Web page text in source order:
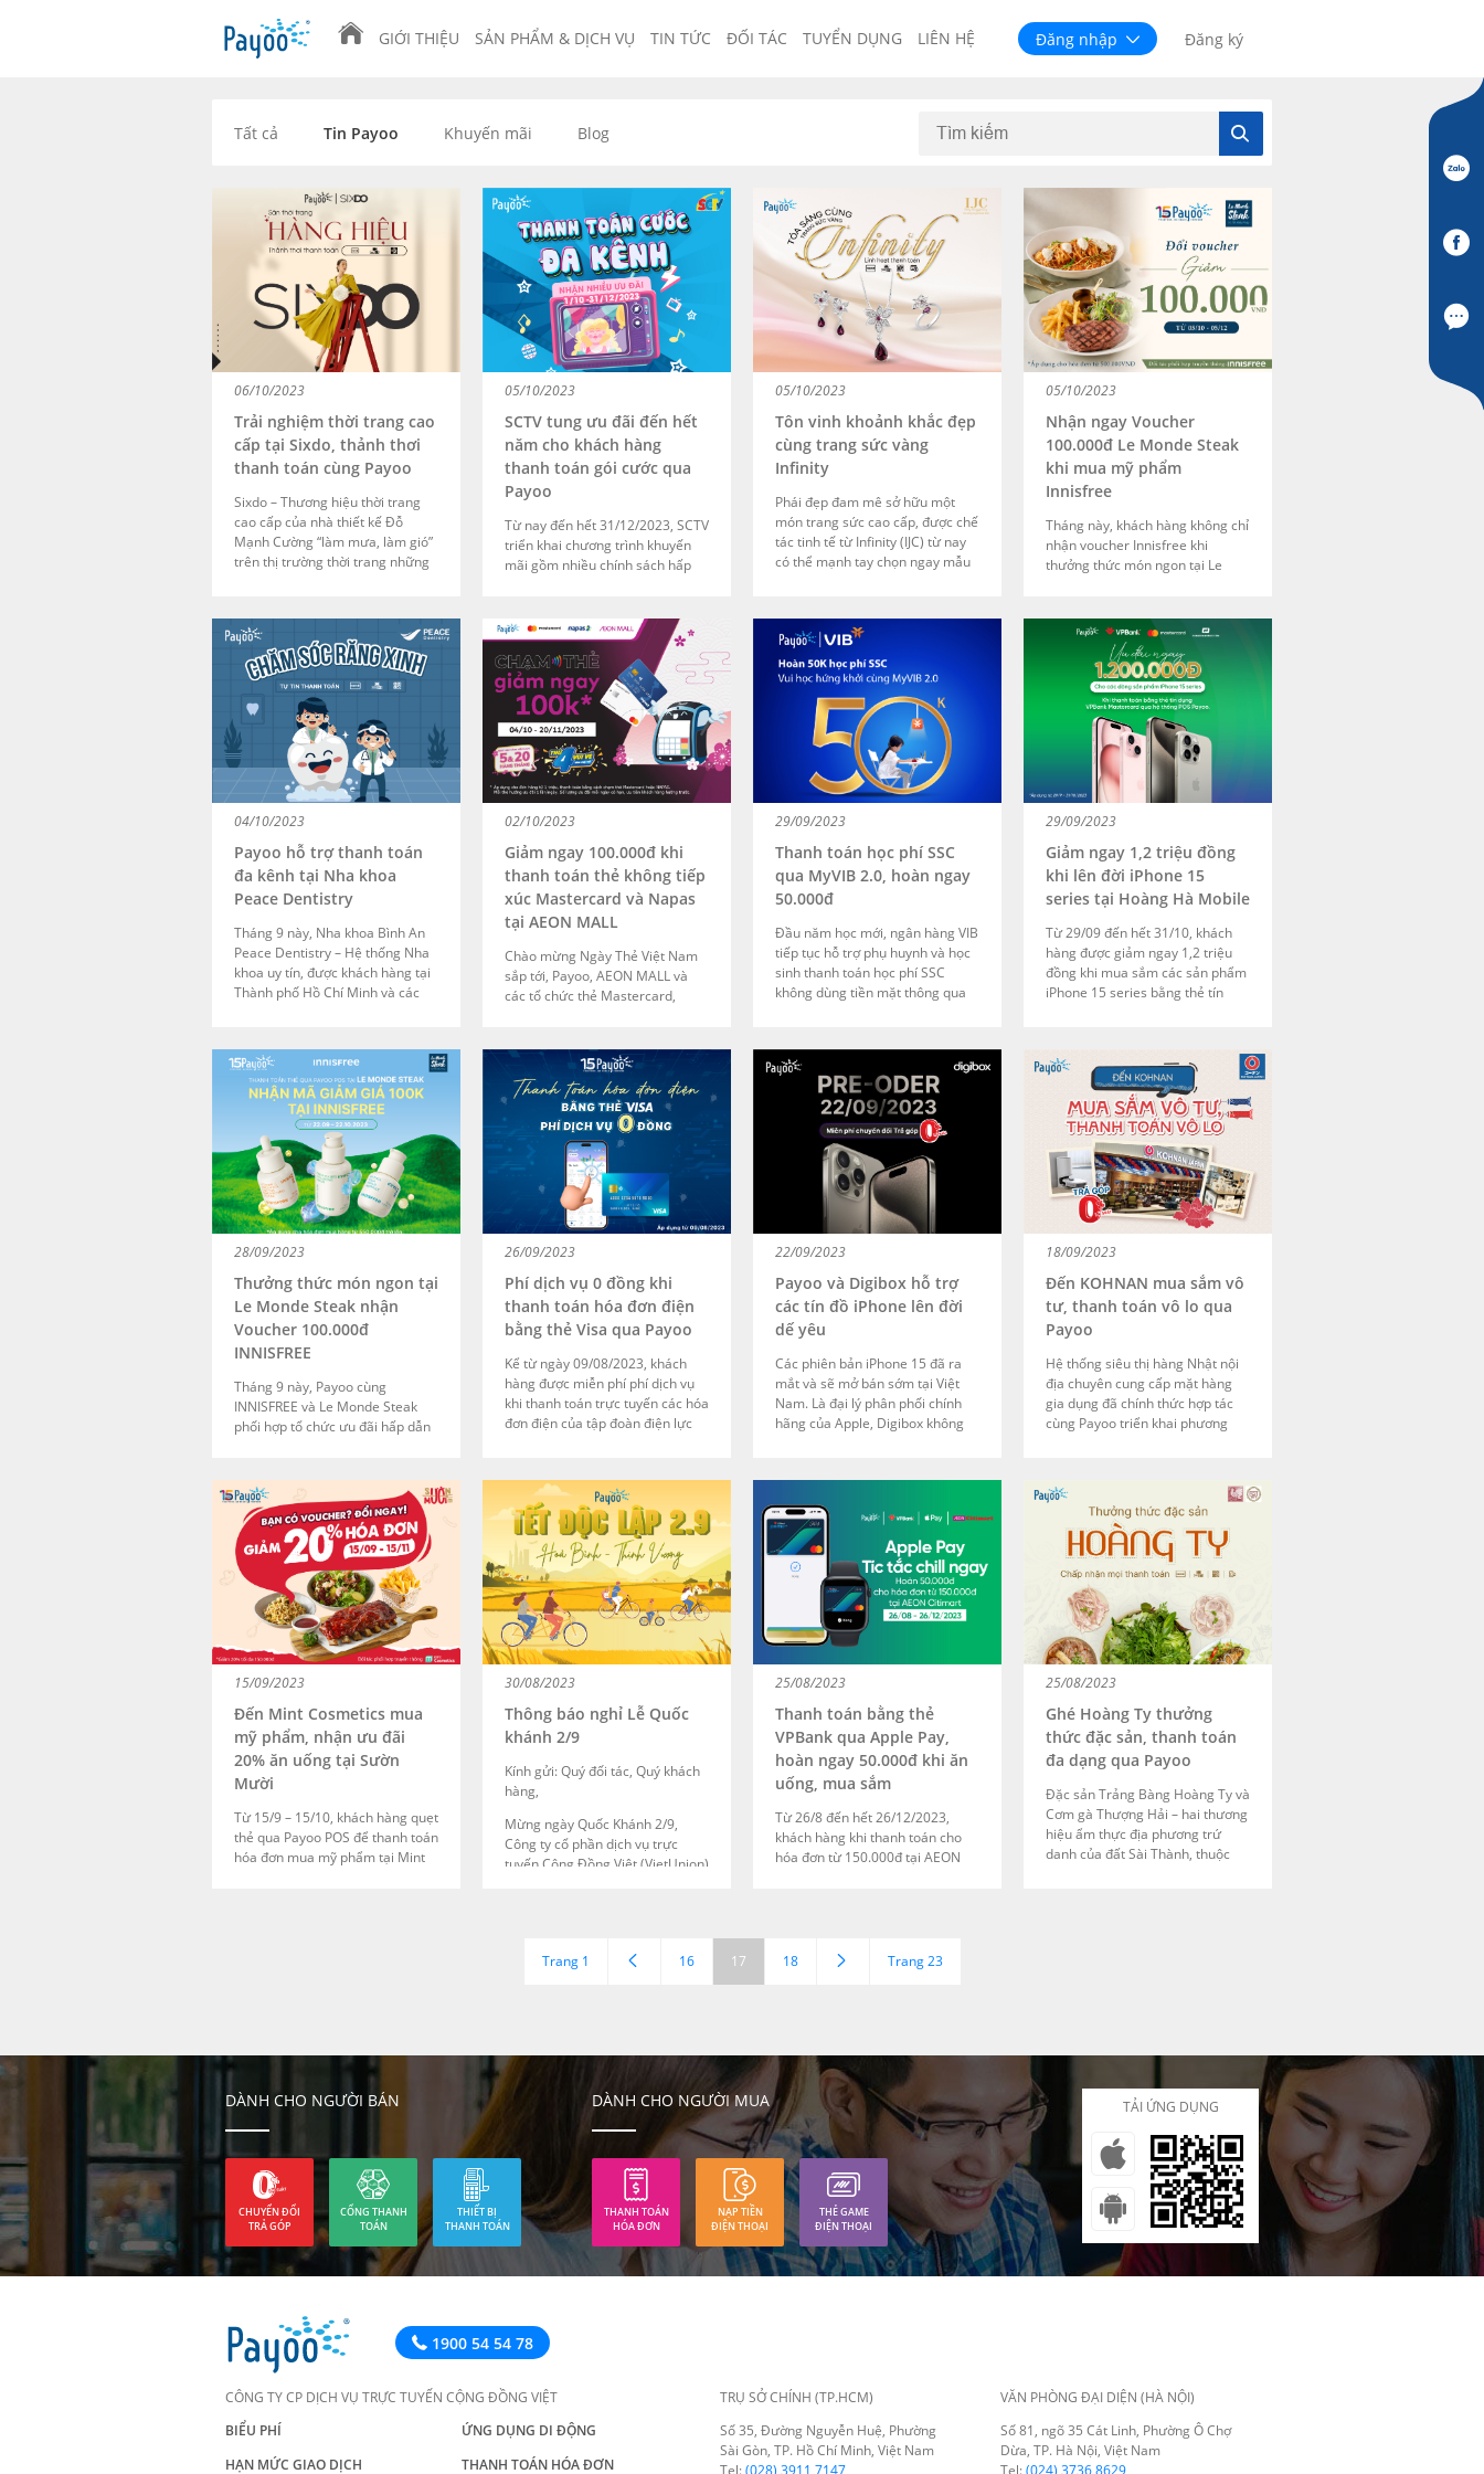
GIỚI THIỆU SẢN PHẨM & DỊCH VỤ TIN TỨC ĐỐI TÁC TUYỂN DỤNG LIÊN HỆ Đăng nhập Đăng ký
Tất cả Tin Payoo Khuyến mãi Blog
06/10/2023
Trải nghiệm thời trang cao
cấp tại Sixdo, thảnh thơi
thanh toán cùng Payoo
Sixdo – Thương hiệu thời trang
cao cấp của nhà thiết kế Đỗ
Mạnh Cường “làm mưa, làm gió”
trên thị trường thời trang những
kênh với Payoo. Từ nay, khách
hàng mua sắm tại Sixdo có thể
linh hoạt lựa chọn nhiều hình
thức thanh toán: trực tuyến qua
cổng thanh toán trên website
thương hiệu, trực tiếp qua máy
Payoo POS và trả góp 0% lãi suất.
05/10/2023
SCTV tung ưu đãi đến hết
năm cho khách hàng
thanh toán gói cước qua
Payoo
Từ nay đến hết 31/12/2023, SCTV
triển khai chương trình khuyến
mãi gồm nhiều chính sách hấp
internet qua các kênh của Payoo.
05/10/2023
Tôn vinh khoảnh khắc đẹp
cùng trang sức vàng
Infinity
Phái đẹp đam mê sở hữu một
món trang sức cao cấp, được chế
tác tinh tế từ Infinity (IJC) từ nay
có thể mạnh tay chọn ngay mẫu
Infinity (IJC), Payoo triển khai giải
pháp thanh toán toàn diện qua
thiết bị thanh toán Payoo POS,
chấp nhận hầu hết các phương
thức thanh toán hiện có trên thị
trường.
05/10/2023
Nhận ngay Voucher
100.000đ Le Monde Steak
khi mua mỹ phẩm
Innisfree
Tháng này, khách hàng không chỉ
nhận voucher Innisfree khi
thưởng thức món ngon tại Le
còn được nhận ngay một voucher
ăn uống trị giá 100.000đ tại Le
Monde Steak, áp dụng cho hóa
đơn ăn uống từ 500.000đ. Ưu đãi
này […]
04/10/2023
Payoo hỗ trợ thanh toán
đa kênh tại Nha khoa
Peace Dentistry
Tháng 9 này, Nha khoa Bình An
Peace Dentistry – Hệ thống Nha
khoa uy tín, được khách hàng tại
Thành phố Hồ Chí Minh và các
diện cùng Payoo. Giờ đây, khách
hàng đến Peace Dentistry trải
nghiệm dịch vụ chăm sóc răng
miệng có thể linh hoạt thanh
toán trực tiếp qua máy Payoo
POS và thanh toán trực tuyến
qua Cổng thanh toán và
Paymentlink.
02/10/2023
Giảm ngay 100.000đ khi
thanh toán thẻ không tiếp
xúc Mastercard và Napas
tại AEON MALL
Chào mừng Ngày Thẻ Việt Nam
sắp tới, Payoo, AEON MALL và
các tổ chức thẻ Mastercard,
cho chủ thẻ của 2 thương hiệu
này: Giảm ngay 100.000đ khi
thanh toán đơn hàng có giá trị từ
1 triệu đồng trở lên. Chương trình
diễn ra từ 4/10 đến hết
20/11/2023 tại các cửa hàng
đang sử dụng thiết bị thanh toán
Payoo POS.
29/09/2023
Thanh toán học phí SSC
qua MyVIB 2.0, hoàn ngay
50.000đ
Đầu năm học mới, ngân hàng VIB
tiếp tục hỗ trợ phụ huynh và học
sinh thanh toán học phí SSC
không dùng tiền mặt thông qua
phí SSC qua ứng dụng MyVIB 2.0.
Dịch vụ được cung cấp bởi nền
tảng thanh toán Payoo.
29/09/2023
Giảm ngay 1,2 triệu đồng
khi lên đời iPhone 15
series tại Hoàng Hà Mobile
Từ 29/09 đến hết 31/10, khách
hàng được giảm ngay 1,2 triệu
đồng khi mua sắm các sản phẩm
iPhone 15 series bằng thẻ tín
toàn bộ đơn hàng và thanh toán
trả góp.
28/09/2023
Thưởng thức món ngon tại
Le Monde Steak nhận
Voucher 100.000đ
INNISFREE
Tháng 9 này, Payoo cùng
INNISFREE và Le Monde Steak
phối hợp tổ chức ưu đãi hấp dẫn
Steak với hóa đơn bất kỳ, khách
hàng nhận ngay 1 voucher
100.000đ sử dụng để mua sắm
sản phẩm làm đẹp tại INNISFREE,
áp dụng cho đơn hàng từ
550.000đ.
26/09/2023
Phí dịch vụ 0 đồng khi
thanh toán hóa đơn điện
bằng thẻ Visa qua Payoo
Kể từ ngày 09/08/2023, khách
hàng được miễn phí phí dịch vụ
khi thanh toán trực tuyến các hóa
đơn điện của tập đoàn điện lực
hành. Ưu đãi được áp dụng cho
khách hàng thanh toán trên
website https://bill.payoo.vn/ và
ứng dụng Payoo trên thiết bị di
động.
22/09/2023
Payoo và Digibox hỗ trợ
các tín đồ iPhone lên đời
dế yêu
Các phiên bản iPhone 15 đã ra
mắt và sẽ mở bán sớm tại Việt
Nam. Là đại lý phân phối chính
hãng của Apple, Digibox không
Digibox sẽ ưu đãi miễn phí
chuyển đổi cho khách hàng mua
iPhone 15 series và chọn trả góp
0% lãi suất qua Payoo.
18/09/2023
Đến KOHNAN mua sắm vô
tư, thanh toán vô lo qua
Payoo
Hệ thống siêu thị hàng Nhật nội
địa chuyên cung cấp mặt hàng
gia dụng đã chính thức hợp tác
cùng Payoo triển khai phương
cao từ 02 triệu trở lên.
15/09/2023
Đến Mint Cosmetics mua
mỹ phẩm, nhận ưu đãi
20% ăn uống tại Sườn
Mười
Từ 15/9 – 15/10, khách hàng quẹt
thẻ qua Payoo POS để thanh toán
hóa đơn mua mỹ phẩm tại Mint
30/08/2023
Thông báo nghỉ Lễ Quốc
khánh 2/9
Kính gửi: Quý đối tác, Quý khách
hàng,
Mừng ngày Quốc Khánh 2/9,
Công ty cổ phần dịch vụ trực
tuyến Cộng Đồng Việt (VietUnion)
25/08/2023
Thanh toán bằng thẻ
VPBank qua Apple Pay,
hoàn ngay 50.000đ khi ăn
uống, mua sắm
Từ 26/8 đến hết 26/12/2023,
khách hàng khi thanh toán cho
hóa đơn từ 150.000đ tại AEON
50.000đ vào tài khoản.
25/08/2023
Ghé Hoàng Ty thưởng
thức đặc sản, thanh toán
đa dạng qua Payoo
Đặc sản Trảng Bàng Hoàng Ty và
Cơm gà Thượng Hải – hai thương
hiệu ẩm thực địa phương trứ
danh của đất Sài Thành, thuộc
Trang 1 16 17 18 Trang 23
DÀNH CHO NGƯỜI BÁN
CHUYỂN ĐỔI
TRẢ GÓP
CỔNG THANH
TOÁN
THIẾT BỊ
THANH TOÁN
DÀNH CHO NGƯỜI MUA
THANH TOÁN
HÓA ĐƠN
NẠP TIỀN
ĐIỆN THOẠI
THẺ GAME
ĐIỆN THOẠI
TẢI ỨNG DỤNG
1900 54 54 78
CÔNG TY CP DỊCH VỤ TRỰC TUYẾN CỘNG ĐỒNG VIỆT
BIỂU PHÍ
HẠN MỨC GIAO DỊCH
ỨNG DỤNG DI ĐỘNG
THANH TOÁN HÓA ĐƠN
TRỤ SỞ CHÍNH (TP.HCM)
Số 35, Đường Nguyễn Huệ, Phường
Sài Gòn, TP. Hồ Chí Minh, Việt Nam
Tel:(028) 3911 7147
VĂN PHÒNG ĐẠI DIỆN (HÀ NỘI)
Số 81, ngõ 35 Cát Linh, Phường Ô Chợ
Dừa, TP. Hà Nội, Việt Nam
Tel:(024) 3736 8629